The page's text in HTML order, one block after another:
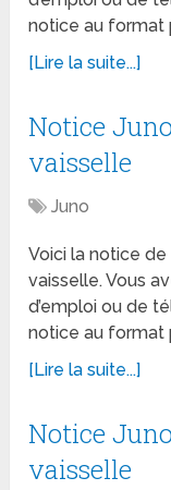
notice au format
[Lire la suite...]
Notice
vaisselle
Juno
Voici la notice de
vaisselle. Vous
d’emploi ou de
notice au format
[Lire la suite...]
Notice
vaisselle